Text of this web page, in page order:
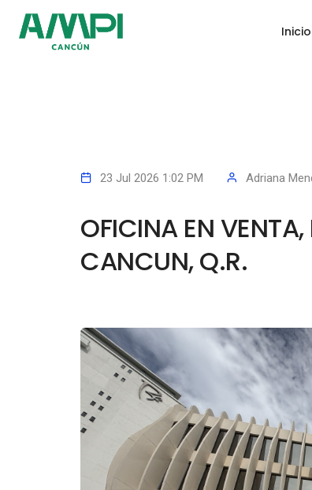
Inicio
23 Jul 2026 1:02 PM Adriana
OFICINA EN
CANCUN, Q.R.